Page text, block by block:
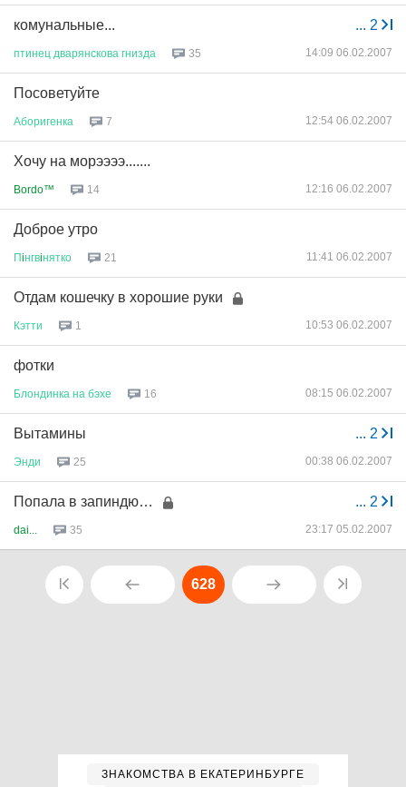
... 2
комунальные...
птинец дварянскова гнизда 35 14:09 06.02.2007
Посоветуйте
Аборигенка 7 12:54 06.02.2007
Хочу на морээээ.......
Bordo™ 14 12:16 06.02.2007
Доброе утро
Пiнгвiнятко 21 11:41 06.02.2007
Отдам кошечку в хорошие руки
Кэтти 1 10:53 06.02.2007
фотки
Блондинка на бэхе 16 08:15 06.02.2007
... 2
Вытамины
Энди 25 00:38 06.02.2007
... 2
Попала в запиндю…
dai... 35 23:17 05.02.2007
628
ЗНАКОМСТВА В ЕКАТЕРИНБУРГЕ